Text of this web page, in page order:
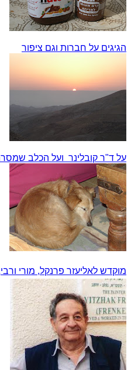
הגיגים על חברות וגם ציפור
על ד"ר קובלינר ועל הכלב
מוקדש לאליעזר פרנקל, מורי